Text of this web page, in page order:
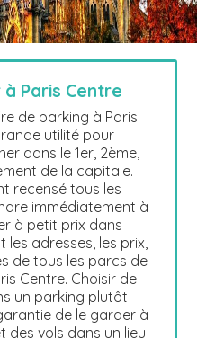
Paris Centre
de parking à Paris
utilité pour
dans le 1er, 2ème,
de la capitale.
recensé tous les
immédiatement à
à petit prix dans
les adresses, les prix,
de tous les parcs de
Centre. Choisir de
un parking plutôt
de le garder à
des vols dans un lieu